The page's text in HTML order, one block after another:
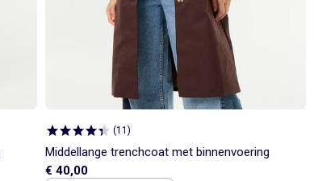
(11 )
Middellange trenchcoat met binnenvoering
€ 40,00